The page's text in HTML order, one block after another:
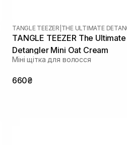
TANGLE TEEZER THE ULTIMATE
TANGLE TEEZER The Ultimate
Detangler Mini Oat Cream
Міні щітка для волосся
660₴